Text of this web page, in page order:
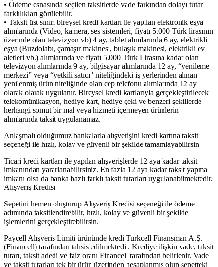
• Ödeme esnasında seçilen taksitlerde vade farkından dolayı tutar
farklılıkları görülebilir.
• Taksit üst sınırı bireysel kredi kartları ile yapılan elektronik eşya
alımlarında (Video, kamera, ses sistemleri, fiyatı 5.000 Türk lirasının
üzerinde olan televizyon vb) 4 ay, tablet alımlarında 6 ay, elektrikli
eşya (Buzdolabı, çamaşır makinesi, bulaşık makinesi, elektrikli ev
aletleri vb.) alımlarında ve fiyatı 5.000 Türk Lirasına kadar olan
televizyon alımlarında 9 ay, bilgisayar alımlarında 12 ay, “yenileme
merkezi” veya “yetkili satıcı” niteliğindeki iş yerlerinden alınan
yenilenmiş ürün niteliğinde olan cep telefonu alımlarında 12 ay
olarak olarak uygulanır. Bireysel kredi kartlarıyla gerçekleştirilecek
telekomünikasyon, hediye kart, hediye çeki ve benzeri şekillerde
herhangi somut bir mal veya hizmeti içermeyen ürünlerin
alımlarında taksit uygulanamaz.
Anlaşmalı olduğumuz bankalarla alışverişini kredi kartına taksit
seçeneği ile hızlı, kolay ve güvenli bir şekilde tamamlayabilirsin.
Ticari kredi kartları ile yapılan alışverişlerde 12 aya kadar taksit
imkanından yararlanabilirsiniz. En fazla 12 aya kadar taksit yapma
imkanı olsa da banka bazlı farklı taksit tutarları uygulanabilmektedir.
Alışveriş Kredisi
Sepetini hemen oluşturup Alışveriş Kredisi seçeneği ile ödeme
adımında taksitlendirebilir, hızlı, kolay ve güvenli bir şekilde
işlemlerini gerçekleştirebilirsin.
Paycell Alışveriş Limiti ürününde kredi Turkcell Finansman A.Ş.
(Financell) tarafından tahsis edilmektedir. Krediye ilişkin vade, taksit
tutarı, taksit adedi ve faiz oranı Financell tarafından belirlenir. Vade
ve taksit tutarları tek bir ürün üzerinden hesaplanmış olup sepetteki